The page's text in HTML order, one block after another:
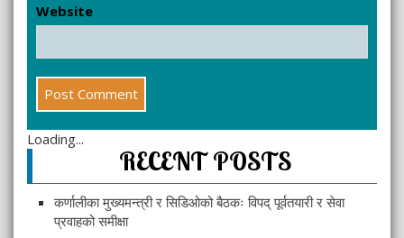
Website
Loading...
RECENT POSTS
कर्णालीका मुख्यमन्त्री र सिडिओको बैठकः विपद् पूर्वतयारी र सेवा
प्रवाहको समीक्षा